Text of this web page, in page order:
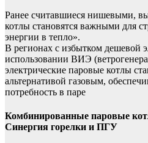
Ранее считавшиеся нишевыми,
котлы становятся важными для
энергии в тепло».
В регионах с избытком дешевой
использовании ВИЭ
электрические паровые котлы
альтернативой газовым,
потребность в паре
Комбинированные паровые
Синергия горелки и ПГУ